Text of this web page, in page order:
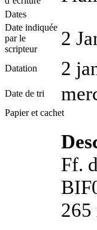
Dates
Date indiquée
par le
scripteur
2
Datation 2
Date de tri
Papier et cachet
Ff.
BIF066-0 .
265